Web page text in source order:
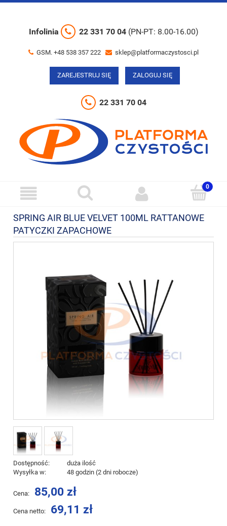
Infolinia 22 331 70 04 (PN-PT: 8.00-16.00)
GSM. +48 538 357 222 sklep@platformaczystosci.pl
ZAREJESTRUJ SIĘ ZALOGUJ SIĘ
22 331 70 04
SPRING AIR BLUE VELVET 100ML RATTANOWE
PATYCZKI ZAPACHOWE
Dostępność:
duża ilość
Wysyłka w:
48 godzin (2 dni robocze)
Cena: 85,00 zł
Cena netto: 69,11 zł